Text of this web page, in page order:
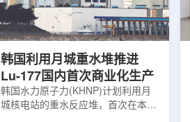
疗全程依托多模融合4D图像引导精
准定位，能实现动态适配、精准治
疗。设备运行平稳低噪，治疗控制软
韩国利用月城重水堆推进
Lu-177国内首次商业化生产
韩国水力原子力(KHNP)计划利用月
城核电站的重水反应堆，首次在本土
生产用于癌症治疗的放射性同位素